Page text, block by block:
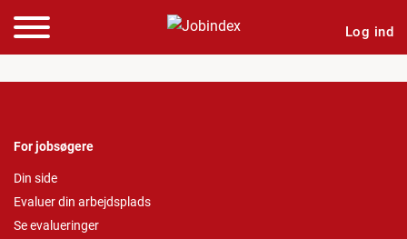
Log ind
For jobsøgere
Din side
Evaluer din arbejdsplads
Se evalueringer